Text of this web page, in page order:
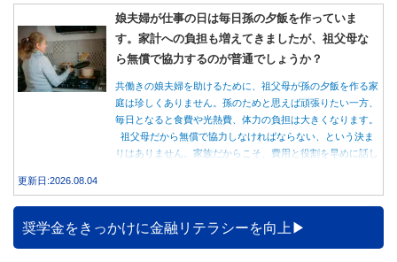
娘夫婦が仕事の日は毎日孫の夕飯を作っていま
す。家計への負担も増えてきましたが、祖父母な
ら無償で協力するのが普通でしょうか？
共働きの娘夫婦を助けるために、祖父母が孫の夕飯を作る家
庭は珍しくありません。孫のためと思えば頑張りたい一方、
毎日となると食費や光熱費、体力の負担は大きくなります。
祖父母だから無償で協力しなければならない、という決ま
りはありません。家族だからこそ、費用と役割を早めに話し
更新日:2026.08.04
奨学金をきっかけに金融リテラシーを向上